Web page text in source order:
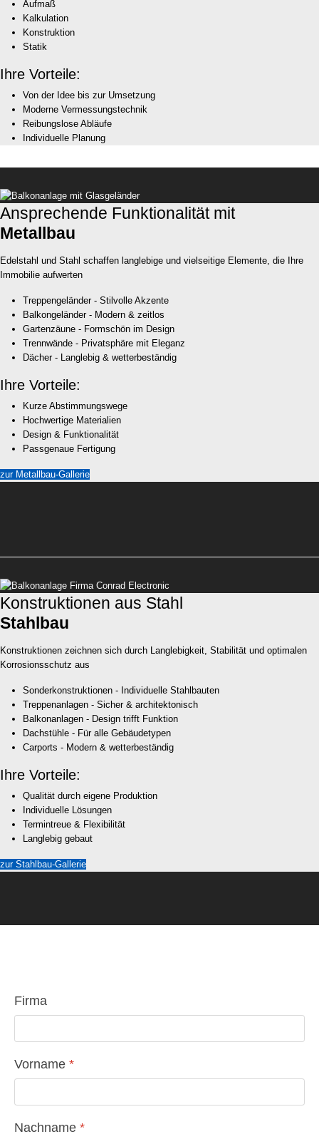
Aufmaß
Kalkulation
Konstruktion
Statik
Ihre Vorteile:
Von der Idee bis zur Umsetzung
Moderne Vermessungstechnik
Reibungslose Abläufe
Individuelle Planung
Ansprechende Funktionalität mit
Metallbau
Edelstahl und Stahl schaffen langlebige und vielseitige Elemente, die Ihre
Immobilie aufwerten
Treppengeländer - Stilvolle Akzente
Balkongeländer - Modern & zeitlos
Gartenzäune - Formschön im Design
Trennwände - Privatsphäre mit Eleganz
Dächer - Langlebig & wetterbeständig
Ihre Vorteile:
Kurze Abstimmungswege
Hochwertige Materialien
Design & Funktionalität
Passgenaue Fertigung
zur Metallbau-Gallerie
Konstruktionen aus Stahl
Stahlbau
Konstruktionen zeichnen sich durch Langlebigkeit, Stabilität und optimalen
Korrosionsschutz aus
Sonderkonstruktionen - Individuelle Stahlbauten
Treppenanlagen - Sicher & architektonisch
Balkonanlagen - Design trifft Funktion
Dachstühle - Für alle Gebäudetypen
Carports - Modern & wetterbeständig
Ihre Vorteile:
Qualität durch eigene Produktion
Individuelle Lösungen
Termintreue & Flexibilität
Langlebig gebaut
zur Stahlbau-Gallerie
Firma
Vorname *
Nachname *